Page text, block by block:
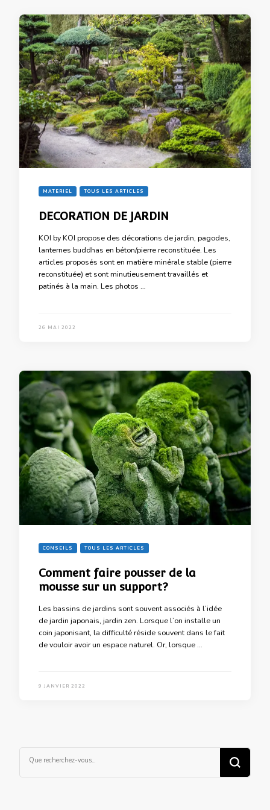
MATERIEL TOUS LES ARTICLES
DECORATION DE JARDIN
KOI by KOI propose des décorations de jardin, pagodes,
lanternes buddhas en béton/pierre reconstituée. Les
articles proposés sont en matière minérale stable (pierre
reconstituée) et sont minutieusement travaillés et
patinés à la main. Les photos …
26 MAI 2022
CONSEILS TOUS LES ARTICLES
Comment faire pousser de la
mousse sur un support?
Les bassins de jardins sont souvent associés à l’idée
de jardin japonais, jardin zen. Lorsque l’on installe un
coin japonisant, la difficulté réside souvent dans le fait
de vouloir avoir un espace naturel. Or, lorsque …
9 JANVIER 2022
recherchiez
quelque